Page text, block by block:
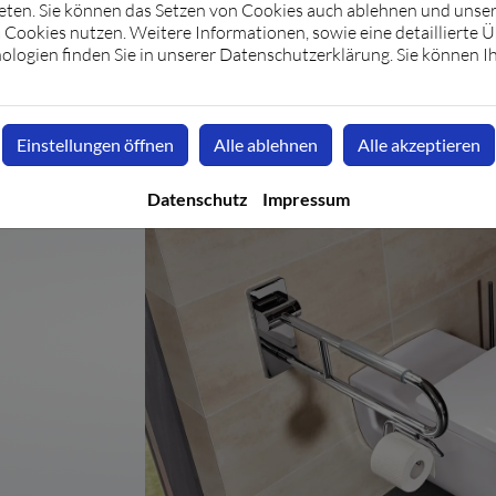
ganz persönlich beraten. Mäder & Rath Haustechnik GmbH ist
Sie können das Setzen von Cookies auch ablehnen und
nutzen. Weitere Informationen, sowie eine detaillierte
finden Sie in unserer Datenschutzerklärung. Sie können
Einstellungen öffnen Alle ablehnen Alle akzeptieren
Datenschutz Impressum